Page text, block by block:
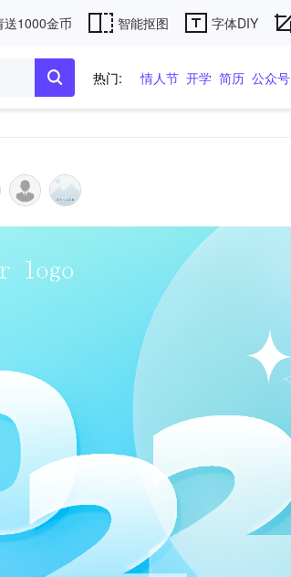
送1000金币 智能抠图 字体DIY
热门: 情人节 开学 简历 公众号